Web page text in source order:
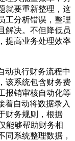
就要重新整理，这
工分析错误，整理
解决。不但降低员
提高业务处理效率
动执行财务流程中
该系统包含财务费
报销审核自动化等
着自动将数据录入
财务规则，根据
能够帮助财务相
同系统整理数据，